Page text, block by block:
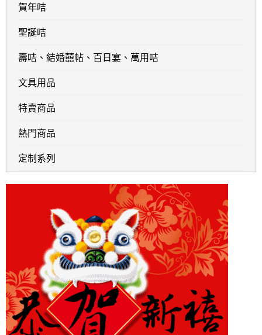
賀年咭
聖誕咭
壽咭、結婚囍帖、百日宴、萬用咭
文具用品
特賣商品
熱門商品
定制系列